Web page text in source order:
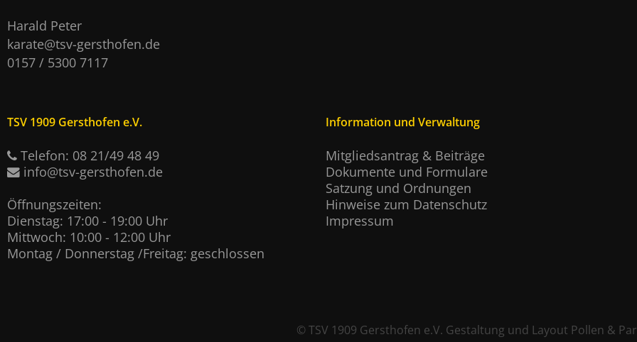
Harald Peter
karate@tsv-gersthofen.de
0157 / 5300 7117
TSV 1909 Gersthofen e.V.
Telefon: 08 21/49 48 49
info@tsv-gersthofen.de
Öffnungszeiten:
Dienstag: 17:00 - 19:00 Uhr
Mittwoch: 10:00 - 12:00 Uhr
Montag / Donnerstag /Freitag: geschlossen
Information und Verwaltung
Mitgliedsantrag & Beiträge
Dokumente und Formulare
Satzung und Ordnungen
Hinweise zum Datenschutz
Impressum
©TSV 1909 Gersthofen e.V. Gestaltung und Layout Pollen &